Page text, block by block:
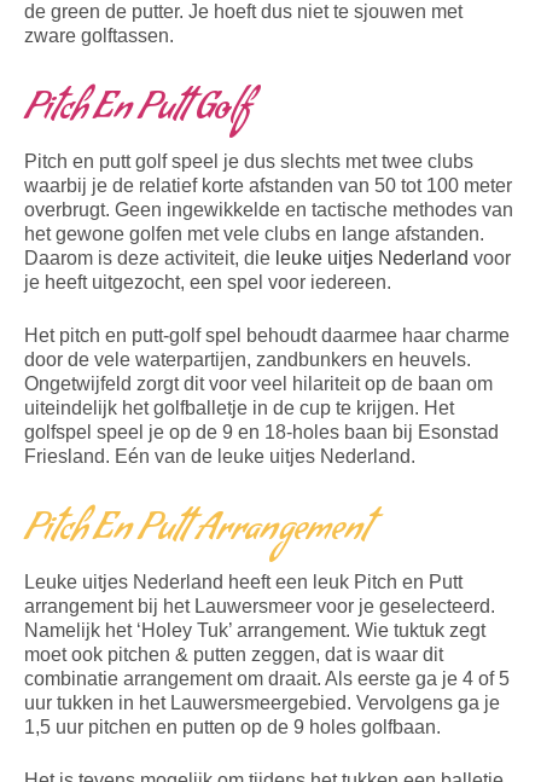
de green de putter. Je hoeft dus niet te sjouwen met
zware golftassen.
Pitch En Putt Golf
Pitch en putt golf speel je dus slechts met twee clubs
waarbij je de relatief korte afstanden van 50 tot 100 meter
overbrugt. Geen ingewikkelde en tactische methodes van
het gewone golfen met vele clubs en lange afstanden.
Daarom is deze activiteit, die leuke uitjes Nederland voor
je heeft uitgezocht, een spel voor iedereen.
Het pitch en putt-golf spel behoudt daarmee haar charme
door de vele waterpartijen, zandbunkers en heuvels.
Ongetwijfeld zorgt dit voor veel hilariteit op de baan om
uiteindelijk het golfballetje in de cup te krijgen. Het
golfspel speel je op de 9 en 18-holes baan bij Esonstad
Friesland. Eén van de leuke uitjes Nederland.
Pitch En Putt Arrangement
Leuke uitjes Nederland heeft een leuk Pitch en Putt
arrangement bij het Lauwersmeer voor je geselecteerd.
Namelijk het ‘Holey Tuk’ arrangement. Wie tuktuk zegt
moet ook pitchen & putten zeggen, dat is waar dit
combinatie arrangement om draait. Als eerste ga je 4 of 5
uur tukken in het Lauwersmeergebied. Vervolgens ga je
1,5 uur pitchen en putten op de 9 holes golfbaan.